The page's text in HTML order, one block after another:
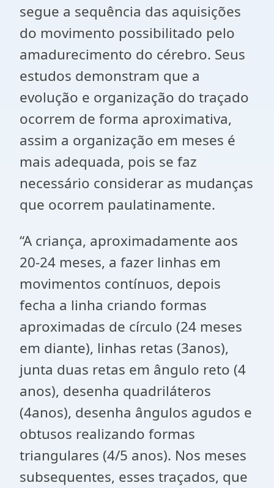
segue a sequência das aquisições
do movimento possibilitado pelo
amadurecimento do cérebro. Seus
estudos demonstram que a
evolução e organização do traçado
ocorrem de forma aproximativa,
assim a organização em meses é
mais adequada, pois se faz
necessário considerar as mudanças
que ocorrem paulatinamente.
“A criança, aproximadamente aos
20-24 meses, a fazer linhas em
movimentos contínuos, depois
fecha a linha criando formas
aproximadas de círculo (24 meses
em diante), linhas retas (3anos),
junta duas retas em ângulo reto (4
anos), desenha quadriláteros
(4anos), desenha ângulos agudos e
obtusos realizando formas
triangulares (4/5 anos). Nos meses
subsequentes, esses traçados, que